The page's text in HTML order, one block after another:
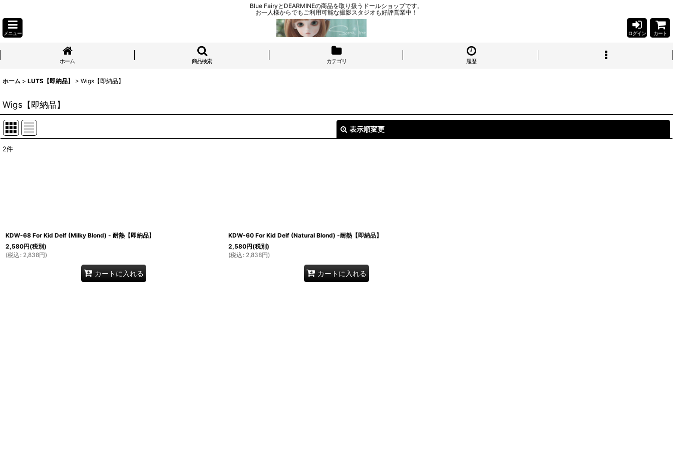
Blue FairyとDEARMINEの商品を取り扱うドールショップです。
お一人様からでもご利用可能な撮影スタジオも好評営業中！
メニュー ログイン カート
ホーム 商品検索 カテゴリ 履歴
ホーム > LUTS【即納品】 > Wigs【即納品】
Wigs【即納品】
表示順変更
2件
KDW-68 For Kid Delf (Milky Blond) - 耐熱【即納品】
2,580円(税別)
(税込 : 2,838円)
カートに入れる
KDW-60 For Kid Delf (Natural Blond) -耐熱【即納品】
2,580円(税別)
(税込 : 2,838円)
カートに入れる